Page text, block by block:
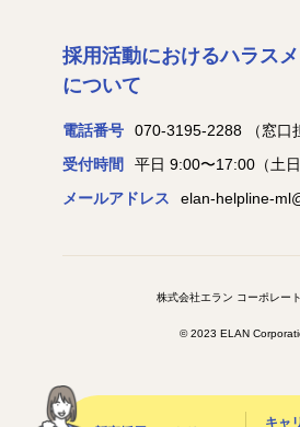
キャ
採用活動におけるハラス
について
電話番号 070-3195-2288
（窓口
受付時間
平日 9:00〜17:00（土日
メールアドレス
elan-helpline-
株式会社エラン コーポレー
© 2023 ELAN